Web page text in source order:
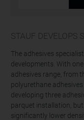
STAUF DEVELOPS
The adhesives
developments. With
adhesives range, from
polyurethane
developing three
parquet installation,
significantly lower